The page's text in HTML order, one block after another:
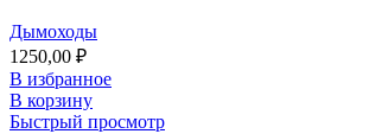
Дымоходы
1250,00 ₽
В избранное
В корзину
Быстрый просмотр